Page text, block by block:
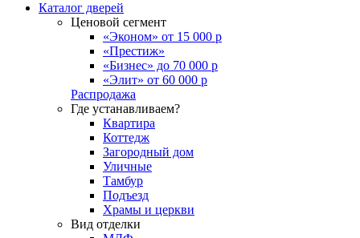
Каталог дверей
Ценовой сегмент
«Эконом» от 15 000 р
«Престиж»
«Бизнес» до 70 000 р
«Элит» от 60 000 р
Распродажа
Где устанавливаем?
Квартира
Коттедж
Загородный дом
Уличные
Тамбур
Подъезд
Храмы и церкви
Вид отделки